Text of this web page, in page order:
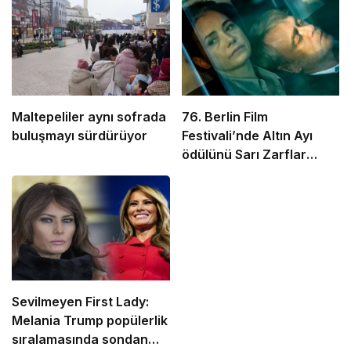
Maltepeliler aynı sofrada
buluşmayı sürdürüyor
76. Berlin Film
Festivali’nde Altın Ayı
ödülünü Sarı Zarflar
Sevilmeyen First Lady:
Melania Trump popülerlik
sıralamasında sondan